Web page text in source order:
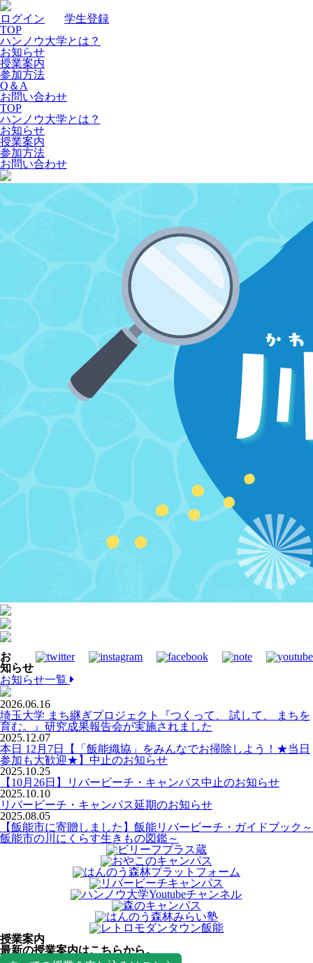
ログイン
学生登録
TOP
ハンノウ大学とは？
お知らせ
授業案内
参加方法
Q＆A
お問い合わせ
TOP
ハンノウ大学とは？
お知らせ
授業案内
参加方法
お問い合わせ
お
知らせ
お知らせ一覧
2026.06.16
埼玉大学 まち継ぎプロジェクト『つくって、 試して、 まちを
育む。』研究成果報告会が実施されました
2025.12.07
本日 12月7日【「飯能織協」をみんなでお掃除しよう！★当日
参加も大歓迎★】中止のお知らせ
2025.10.25
【10月26日】リバービーチ・キャンパス中止のお知らせ
2025.10.10
リバービーチ・キャンパス延期のお知らせ
2025.08.05
【飯能市に寄贈しました】飯能リバービーチ・ガイドブック～
飯能市の川にくらす生きもの図鑑～
授業案内
最新の授業案内はこちらから。